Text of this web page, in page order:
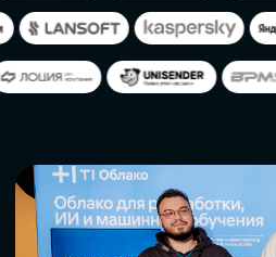
СКАЧАТЬ ПРОГРАММУ
СТАТЬ СПИКЕРОМ
Оставьте заявку, наши менеджеры
свяжутся с вами